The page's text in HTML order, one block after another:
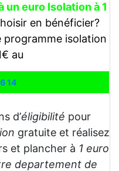
euro Isolation à 1
en bénéficier?
programme isolation
au
14
d’éligibilité pour
gratuite et réalisez
et plancher à 1 euro
departement de